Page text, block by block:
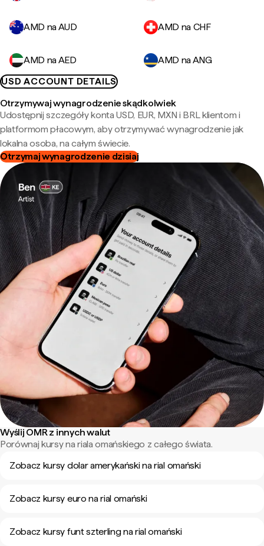
AMD na AUD AMD na CHF
AMD na AED
AMD na ANG
USD ACCOUNT DETAILS
Otrzymywaj wynagrodzenie skądkolwiek
Udostępnij szczegóły konta USD, EUR, MXN i BRL klientom i
platformom płacowym, aby otrzymywać wynagrodzenie jak
lokalna osoba, na całym świecie.
Otrzymaj wynagrodzenie dzisiaj
Wyślij OMR z innych walut
Porównaj kursy na riala omańskiego z całego świata.
Zobacz kursy dolar amerykański na rial omański
Zobacz kursy euro na rial omański
Zobacz kursy funt szterling na rial omański